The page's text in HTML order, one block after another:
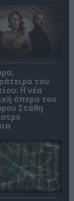
του
Η νέα
όπερα του
Στάθη